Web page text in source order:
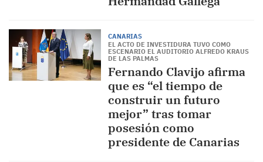
CANARIAS
EL ACTO DE INVESTIDURA TUVO COMO
ESCENARIO EL AUDITORIO ALFREDO KRAUS
DE LAS PALMAS
Fernando Clavijo afirma
que es “el tiempo de
construir un futuro
mejor” tras tomar
posesión como
presidente de Canarias